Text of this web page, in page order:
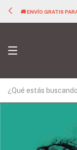
🚚 ENVÍO GRATIS